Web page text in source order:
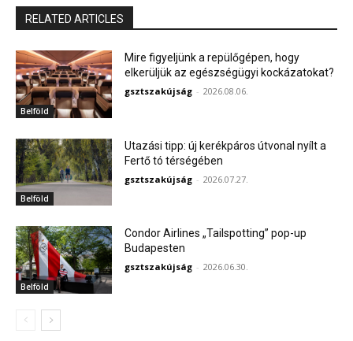
RELATED ARTICLES
Belföld
Mire figyeljünk a repülőgépen, hogy
elkerüljük az egészségügyi kockázatokat?
gsztszakújság - 2026.08.06.
Belföld
Utazási tipp: új kerékpáros útvonal nyílt a
Fertő tó térségében
gsztszakújság - 2026.07.27.
Belföld
Condor Airlines „Tailspotting” pop-up
Budapesten
gsztszakújság - 2026.06.30.